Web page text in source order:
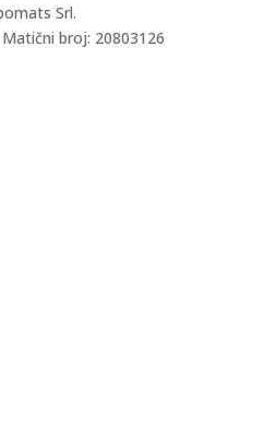
Srl.
broj: 20803126